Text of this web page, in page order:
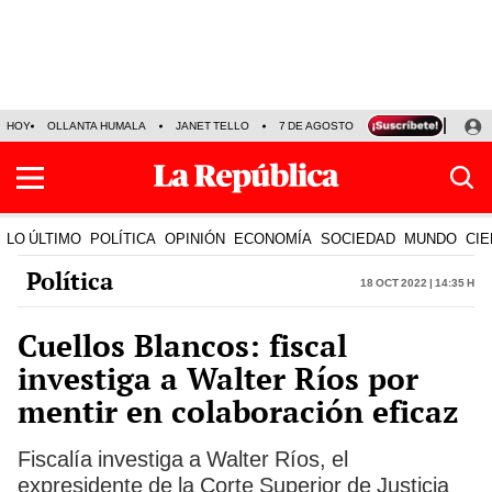
HOY OLLANTA HUMALA JANET TELLO 7 DE AGOSTO TINKA RESULTADOS
LO ÚLTIMO POLÍTICA OPINIÓN ECONOMÍA SOCIEDAD MUNDO
Política 18 Oct 2022 | 14:35 h
Cuellos Blancos: fiscal
investiga a Walter Ríos por
mentir en colaboración eficaz
Fiscalía investiga a Walter Ríos, el
expresidente de la Corte Superior de Justicia